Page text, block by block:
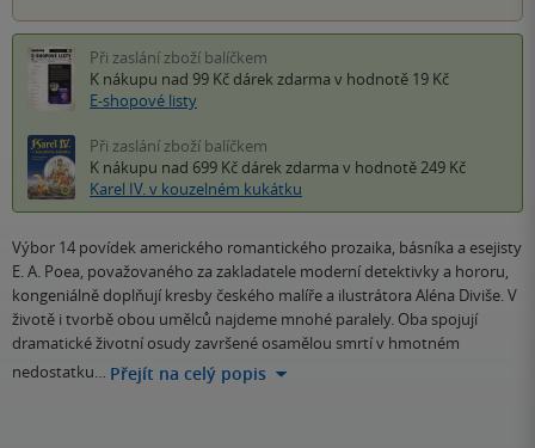
Při zaslání zboží balíčkem
K nákupu nad 99 Kč dárek zdarma v hodnotě 19 Kč
E-shopové listy
Při zaslání zboží balíčkem
K nákupu nad 699 Kč dárek zdarma v hodnotě 249 Kč
Karel IV. v kouzelném kukátku
Výbor 14 povídek amerického romantického prozaika, básníka a esejisty
E. A. Poea, považovaného za zakladatele moderní detektivky a hororu,
kongeniálně doplňují kresby českého malíře a ilustrátora Aléna Diviše. V
životě i tvorbě obou umělců najdeme mnohé paralely. Oba spojují
dramatické životní osudy završené osamělou smrtí v hmotném
nedostatku… Přejít na celý popis